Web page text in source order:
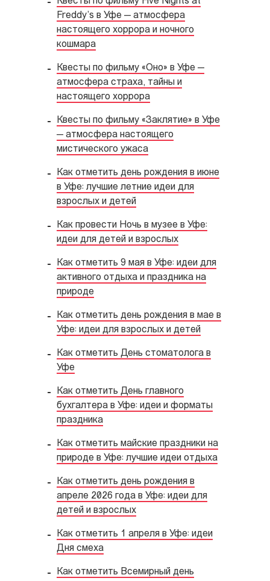
Freddy’s в Уфе — атмосфера
настоящего хоррора и ночного
кошмара
Квесты по фильму «Оно» в Уфе —
атмосфера страха, тайны и
настоящего хоррора
Квесты по фильму «Заклятие» в Уфе
— атмосфера настоящего
мистического ужаса
Как отметить день рождения в июне
в Уфе: лучшие летние идеи для
взрослых и детей
Как провести Ночь в музее в Уфе:
идеи для детей и взрослых
Как отметить 9 мая в Уфе: идеи для
активного отдыха и праздника на
природе
Как отметить день рождения в мае в
Уфе: идеи для взрослых и детей
Как отметить День стоматолога в
Уфе
Как отметить День главного
бухгалтера в Уфе: идеи и форматы
праздника
Как отметить майские праздники на
природе в Уфе: лучшие идеи отдыха
Как отметить день рождения в
апреле 2026 года в Уфе: идеи для
детей и взрослых
Как отметить 1 апреля в Уфе: идеи
Дня смеха
Как отметить Всемирный день